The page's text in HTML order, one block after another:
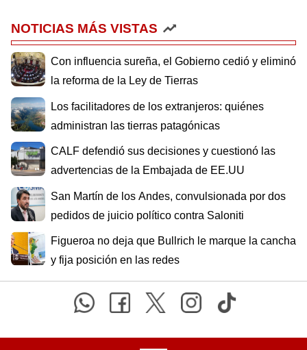
NOTICIAS MÁS VISTAS
Con influencia sureña, el Gobierno cedió y eliminó
la reforma de la Ley de Tierras
Los facilitadores de los extranjeros: quiénes
administran las tierras patagónicas
CALF defendió sus decisiones y cuestionó las
advertencias de la Embajada de EE.UU
San Martín de los Andes, convulsionada por dos
pedidos de juicio político contra Saloniti
Figueroa no deja que Bullrich le marque la cancha
y fija posición en las redes